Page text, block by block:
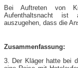
Bei Auftreten von
Aufenthaltsnacht ist
auszugehen, dass die
Zusammenfassung:
3. Der Kläger hatte bei